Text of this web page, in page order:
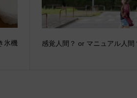
氷機
感覚人間？ or マニュアル人間